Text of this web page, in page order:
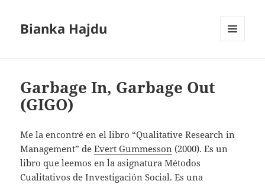
Bianka Hajdu
Garbage In, Garbage Out
(GIGO)
Me la encontré en el libro “Qualitative Research in
Management” deEvert Gummesson (2000). Es un
libro que leemos en la asignatura Métodos
Cualitativos de Investigación Social. Es una